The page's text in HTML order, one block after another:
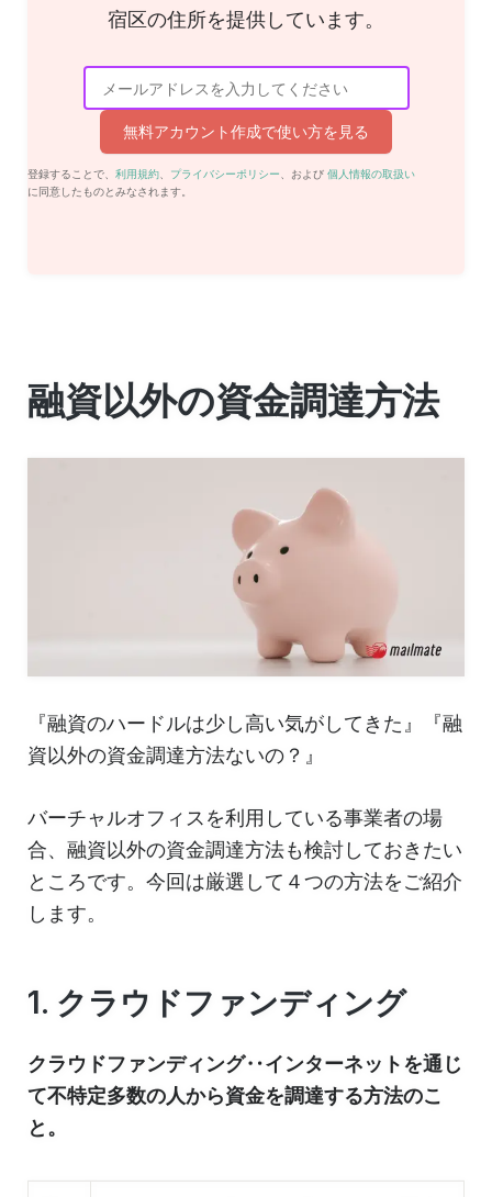
宿区の住所を提供しています。
無料アカウント作成で使い方を見る
登録することで、 利用規約 プライバシーポリシー 、および 個人情報の取扱い
に同意したものとみなされます。
融資以外の資金調達方法
『融資のハードルは少し高い気がしてきた』『融
資以外の資金調達方法ないの？』
バーチャルオフィスを利用している事業者の場
合、融資以外の資金調達方法も検討しておきたい
ところです。今回は厳選して４つの方法をご紹介
します。
1. クラウドファンディング
クラウドファンディング‥インターネットを通じ
て不特定多数の人から資金を調達する方法のこ
と。